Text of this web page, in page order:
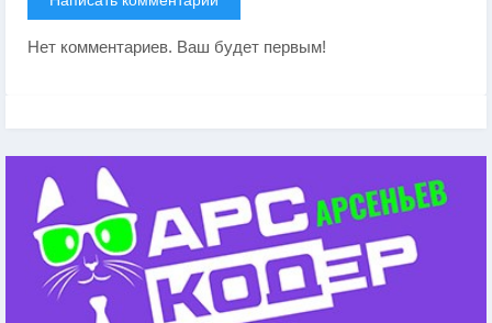
Нет комментариев. Ваш будет первым!